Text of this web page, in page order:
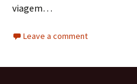
viagem…
Leave a comment